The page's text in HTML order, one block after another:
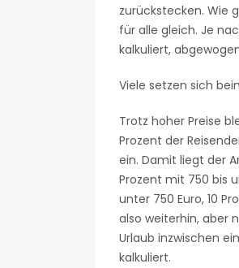
zurückstecken. Wie
für alle gleich. Je
kalkuliert,
Viele setzen sich
Trotz hoher Preise
Prozent der
ein. Damit liegt der
Prozent mit 750 bis
unter 750 Euro, 10
also weiterhin, aber
Urlaub inzwischen
kalkuliert.